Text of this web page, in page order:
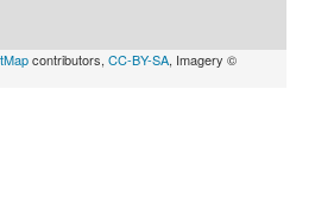
contributors, CC-BY-SA, Imagery ©